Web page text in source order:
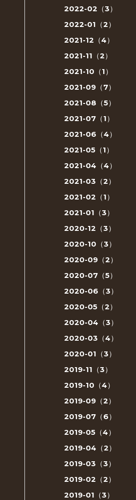
2022-02（3）
2022-01（2）
2021-12（4）
2021-11（2）
2021-10（1）
2021-09（7）
2021-08（5）
2021-07（1）
2021-06（4）
2021-05（1）
2021-04（4）
2021-03（2）
2021-02（1）
2021-01（3）
2020-12（3）
2020-10（3）
2020-09（2）
2020-07（5）
2020-06（3）
2020-05（2）
2020-04（3）
2020-03（4）
2020-01（3）
2019-11（3）
2019-10（4）
2019-09（2）
2019-07（6）
2019-05（4）
2019-04（2）
2019-03（3）
2019-02（2）
2019-01（3）